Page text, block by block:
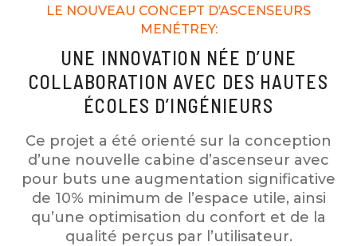
LE NOUVEAU CONCEPT D’ASCENSEURS
MENÉTREY:
UNE INNOVATION NÉE D’UNE
COLLABORATION AVEC DES HAUTES
ÉCOLES D’INGÉNIEURS
Ce projet a été orienté sur la conception
d’une nouvelle cabine d’ascenseur avec
pour buts une augmentation significative
de 10% minimum de l’espace utile, ainsi
qu’une optimisation du confort et de la
qualité perçus par l’utilisateur.